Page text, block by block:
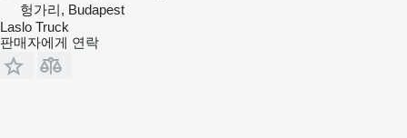
헝가리, Budapest
Laslo Truck
판매자에게 연락